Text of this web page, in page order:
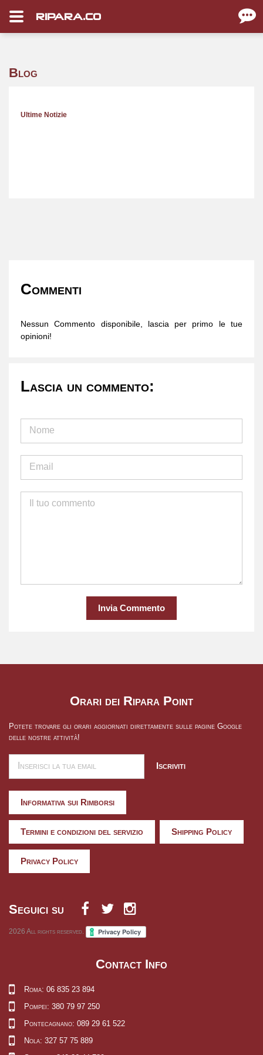
RIPARA.CO
Blog
Ultime Notizie
Commenti
Nessun Commento disponibile, lascia per primo le tue
opinioni!
Lascia un commento:
Invia Commento
Orari dei Ripara Point
Potete trovare gli orari aggiornati direttamente sulle pagine Google
delle nostre attività!
Iscriviti
Informativa sui Rimborsi
Termini e condizioni del servizio Shipping Policy
Privacy Policy
Seguici su
2026 All rights reserved.
Contact Info
Roma: 06 835 23 894
Pompei: 380 79 97 250
Pontecagnano: 089 29 61 522
Nola: 327 57 75 889